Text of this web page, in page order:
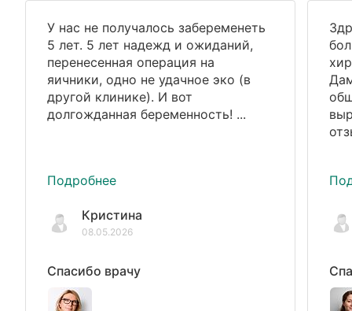
У нас не получалось забеременеть
5 лет. 5 лет надежд и ожиданий,
перенесенная операция на
яичники, одно не удачное эко (в
другой клинике). И вот
долгожданная беременность! ...
Подробнее
Кристина
08.05.2026
Спасибо врачу